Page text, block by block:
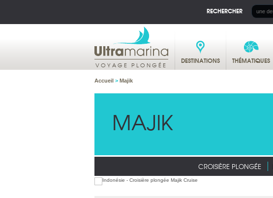
RECHERCHER
VOYAGE PLONGÉE DESTINATIONS THÉMATIQUES
Accueil > Majik
MAJIK
CROISIÈRE PLONGÉE